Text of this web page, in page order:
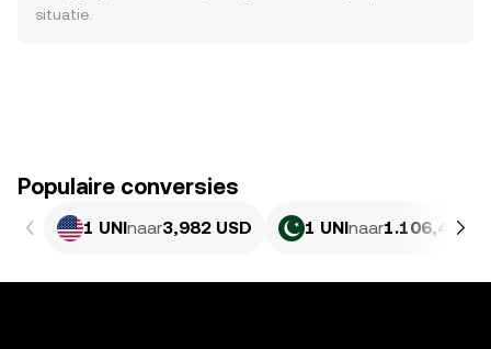
situatie.
Populaire conversies
1 UNInaar3,982 USD 1 UNInaar1.106,47